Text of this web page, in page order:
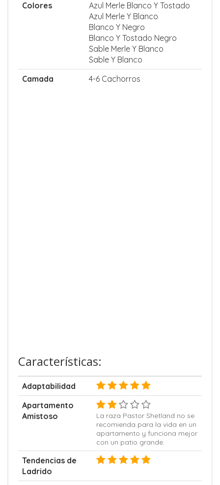
Colores
Azul Merle Blanco Y Tostado
Azul Merle Y Blanco
Blanco Y Negro
Blanco Y Tostado Negro
Sable Merle Y Blanco
Sable Y Blanco
Camada
4-6 Cachorros
Características:
Adaptabilidad
Apartamento
Amistoso
La raza Pastor Shetland no se
recomienda para la vida en un
apartamento y funciona mejor
con un patio grande.
Tendencias de
Ladrido